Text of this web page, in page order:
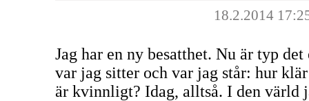
18.2.2014
Jag har en ny besatthet. Nu är typ
var jag sitter och var jag står: hur
är kvinnligt? Idag, alltså. I den värld